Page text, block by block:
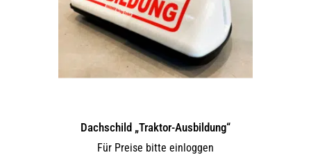
Dachschild „Traktor-Ausbildung“
Für Preise bitte einloggen